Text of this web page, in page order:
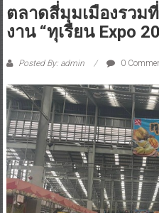
ตลาดสี่มุมเมืองรวม
งาน “ทุเรียน Expo
Posted By: admin 0